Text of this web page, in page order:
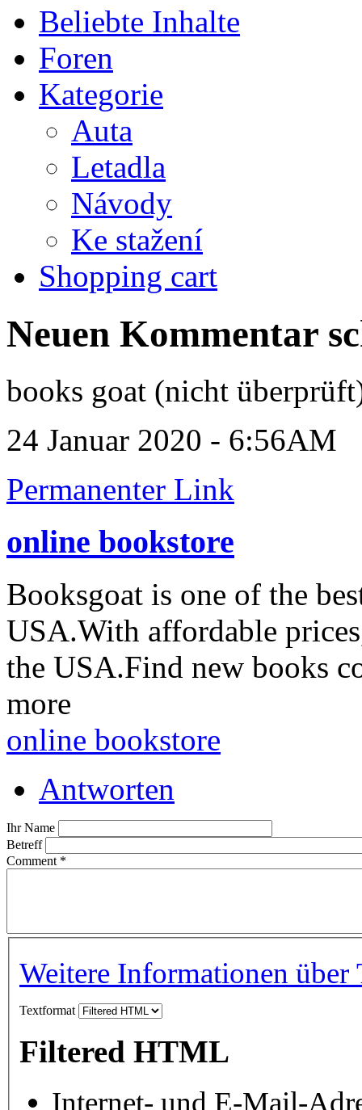
Beliebte Inhalte
Foren
Kategorie
Auta
Letadla
Návody
Ke stažení
Shopping cart
Neuen Kommentar
books goat (nicht
24 Januar 2020 - 6:56AM
Permanenter Link
online bookstore
Booksgoat is one of the
USA.With affordable
the USA.Find new books
more
online bookstore
Antworten
Ihr Name
Betreff
Comment *
Weitere Informationen über
Textformat
Filtered HTML
Internet- und E-Mail-